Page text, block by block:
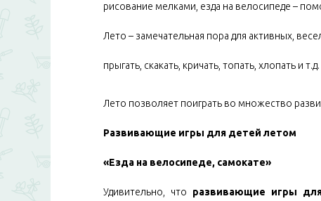
рисование мелками, езда на велосипеде –
Лето – замечательная пора для активных,
прыгать, скакать, кричать, топать, хлопать
Лето позволяет поиграть во множество
Развивающие игры для детей летом
«Езда на велосипеде, самокате»
Удивительно, что развивающие игры